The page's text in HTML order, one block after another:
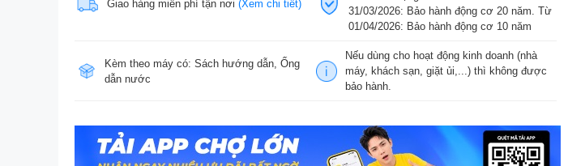
Giao hàng miễn phí tận nơi (Xem chi tiết)
31/03/2026: Bảo hành động cơ 20 năm. Từ
01/04/2026: Bảo hành động cơ 10 năm
Kèm theo máy có: Sách hướng dẫn, Ống
dẫn nước
Nếu dùng cho hoạt động kinh doanh (nhà
máy, khách sạn, giặt ủi,...) thì không được
bảo hành.